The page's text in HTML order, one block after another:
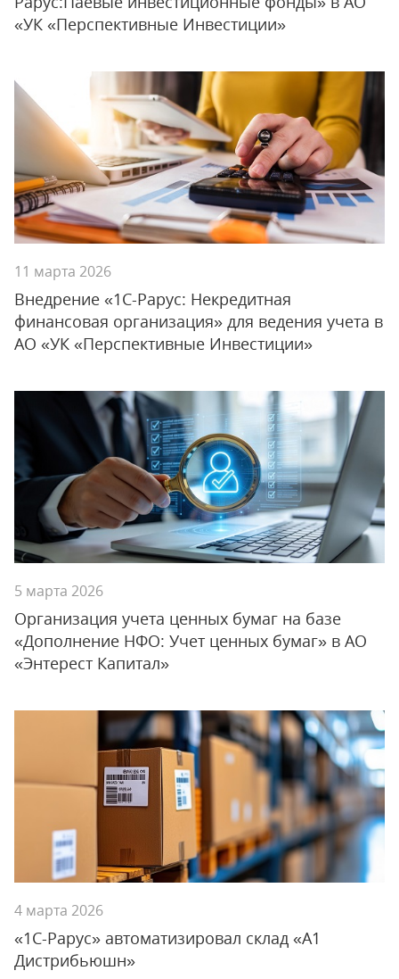
«УК «Перспективные Инвестиции»
11 марта 2026
Внедрение «1С-Рарус: Некредитная
финансовая организация» для ведения учета в
АО «УК «Перспективные Инвестиции»
5 марта 2026
Организация учета ценных бумаг на базе
«Дополнение НФО: Учет ценных бумаг» в АО
«Энтерест Капитал»
4 марта 2026
«1С-Рарус» автоматизировал склад «А1
Дистрибьюшн»